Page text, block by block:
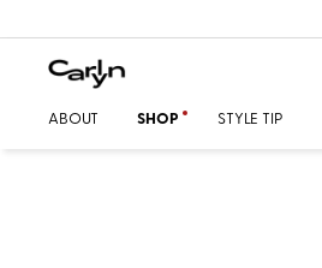
ABOUT SHOP STYLE TIP